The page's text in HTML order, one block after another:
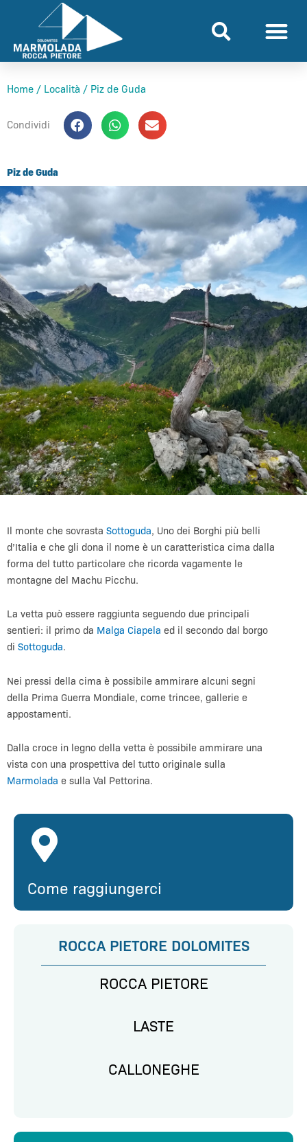
contenuto
Home / Località / Piz de Guda
Condividi
Piz de Guda
Il monte che sovrasta Sottoguda, Uno dei Borghi più belli
d’Italia e che gli dona il nome è un caratteristica cima dalla
forma del tutto particolare che ricorda vagamente le
montagne del Machu Picchu.
La vetta può essere raggiunta seguendo due principali
sentieri: il primo da Malga Ciapela ed il secondo dal borgo
di Sottoguda.
Nei pressi della cima è possibile ammirare alcuni segni
della Prima Guerra Mondiale, come trincee, gallerie e
appostamenti.
Dalla croce in legno della vetta è possibile ammirare una
vista con una prospettiva del tutto originale sulla
Marmolada e sulla Val Pettorina.
Come raggiungerci
ROCCA PIETORE DOLOMITES
ROCCA PIETORE
LASTE
CALLONEGHE